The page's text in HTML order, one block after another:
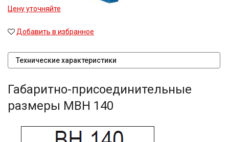
Цену уточняйте
Добавить в избранное
Технические характеристики
Габаритно-присоединительные
размеры MBH 140